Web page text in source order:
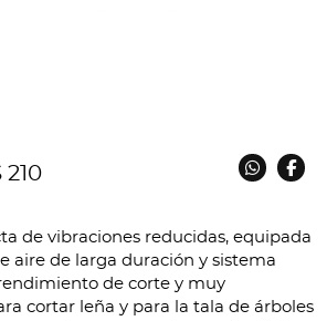
de vibraciones reducidas, equipada
aire de larga duración y sistema
de corte y muy
cortar leña y para la tala de árboles